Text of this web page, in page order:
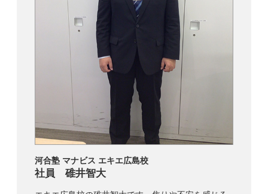
河合塾 マナビス エキエ広島校
社員 碓井智大